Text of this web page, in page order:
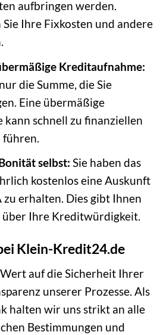
aufbringen werden.
Ihre Fixkosten und andere
Kreditaufnahme:
die Summe, die Sie
Eine übermäßige
schnell zu finanziellen
führen.
selbst: Sie haben das
kostenlos eine Auskunft
zu erhalten. Dies gibt Ihnen
Ihre Kreditwürdigkeit.
Klein-Kredit24.de
auf die Sicherheit Ihrer
unserer Prozesse. Als
halten wir uns strikt an alle
Bestimmungen und